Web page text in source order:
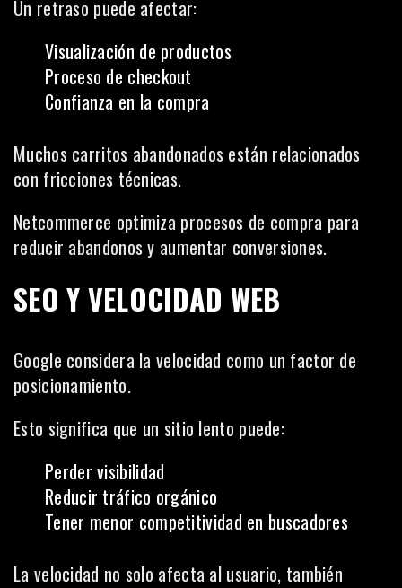
Un retraso puede afectar:
Visualización de productos
Proceso de checkout
Confianza en la compra
Muchos carritos abandonados están relacionados
con fricciones técnicas.
Netcommerce optimiza procesos de compra para
reducir abandonos y aumentar conversiones.
SEO Y VELOCIDAD WEB
Google considera la velocidad como un factor de
posicionamiento.
Esto significa que un sitio lento puede:
Perder visibilidad
Reducir tráfico orgánico
Tener menor competitividad en buscadores
La velocidad no solo afecta al usuario, también